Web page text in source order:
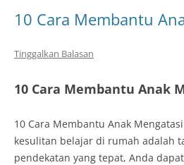
10 Cara Membantu
Tinggalkan Balasan
10 Cara Membantu Anak
10 Cara Membantu Anak
kesulitan belajar di rumah adalah
pendekatan yang tepat, Anda